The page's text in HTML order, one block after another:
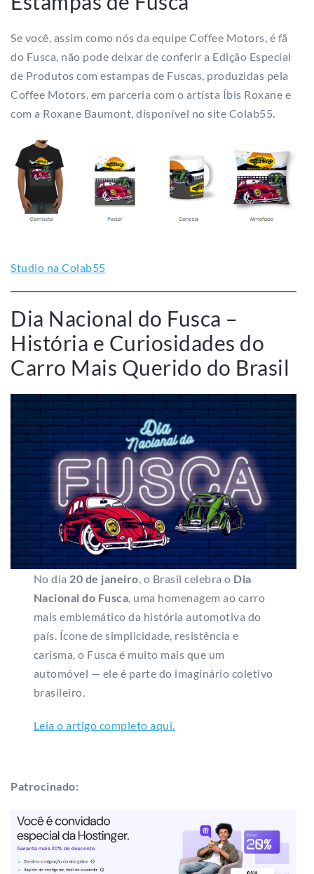
Coffee Motors, em parceria com o artísta Íbis Roxane e
Studio na Colab55
História e Curiosidades do
Carro Mais Querido do Brasil
No dia20 de janeiro, o Brasil celebra oDia
Nacional do Fusca, uma homenagem ao carro
mais emblemático da história automotiva do
país. Ícone de simplicidade, resistência e
carisma, o Fusca é muito mais que um
Leia o artigo completo aqui.